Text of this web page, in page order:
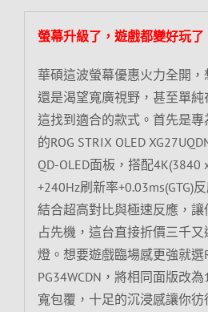
螢幕升級了，遊戲都變好玩了
華碩這波螢幕優惠火力全開，
還是渴望寬廣視野，甚至單
這找到適合的款式。首先是
的ROG STRIX OLED
QD-OLED面板，搭配4K(3840
+240Hz刷新率+0.03ms(GTG)
結合超高對比與極速反應，
占先機，這台直接折價三千
燈。想要遊戲臨場感更強就選
PG34WCDN，將相同面版改
寬包覆，十足的沉浸感讓你彷